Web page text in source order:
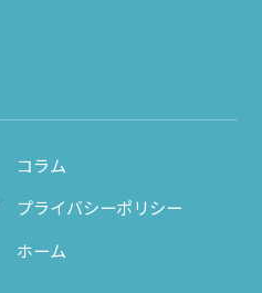
コラム
プライバシーポリシー
ホーム